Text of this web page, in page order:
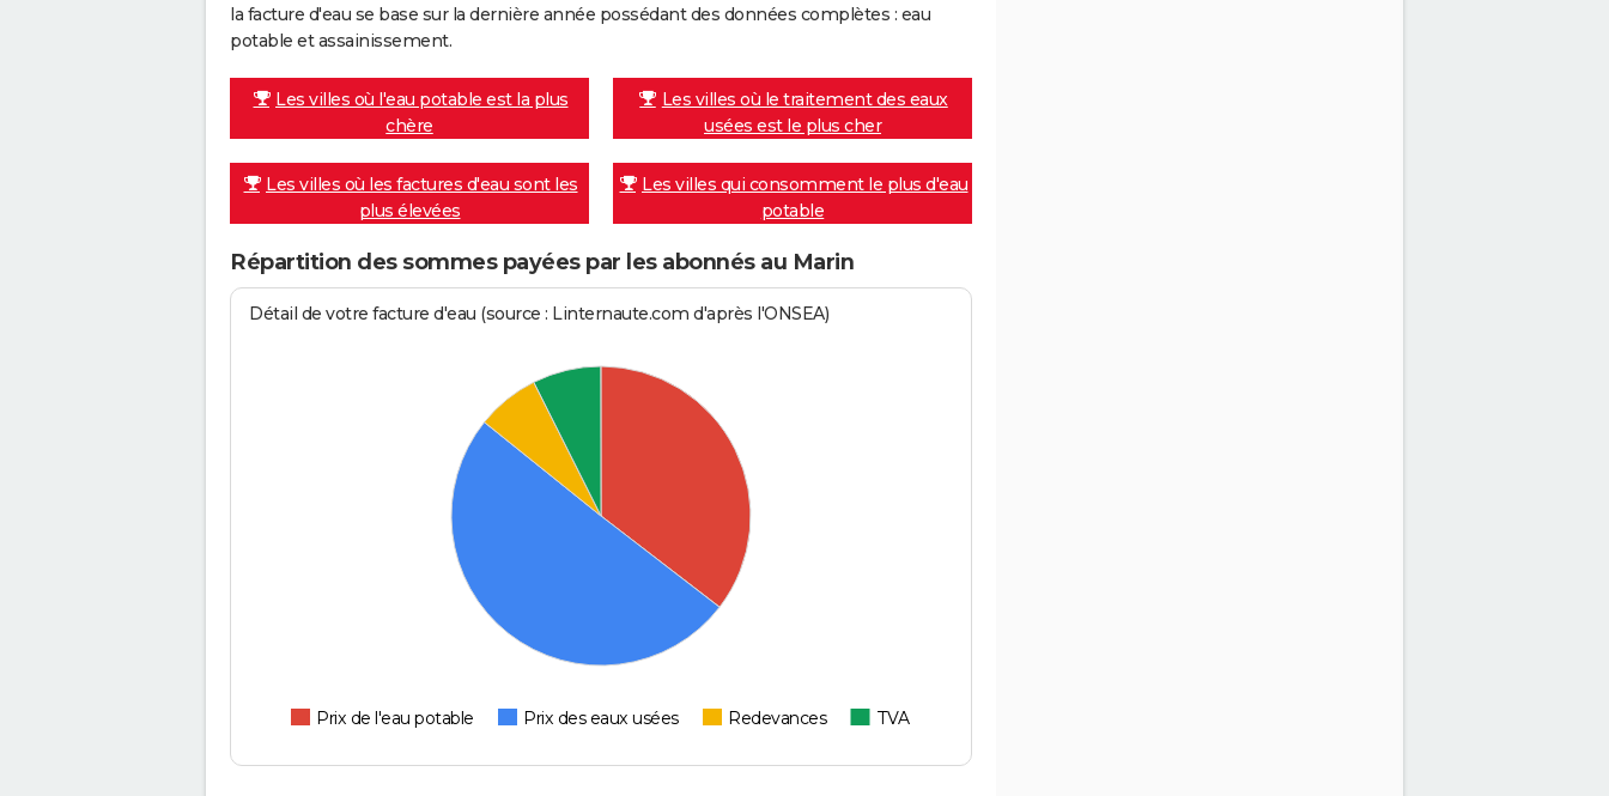
la facture d'eau se base sur la dernière année possédant des données complètes : eau
potable et assainissement.
Les villes où l'eau potable est la plus
chère
Les villes où le traitement des eaux
usées est le plus cher
Les villes où les factures d'eau sont les
plus élevées
Les villes qui consomment le plus d'eau
potable
Répartition des sommes payées par les abonnés au Marin
Détail de votre facture d'eau (source : Linternaute.com d'après l'ONSEA)
Prix de l'eau potable Prix des eaux usées Redevances TVA